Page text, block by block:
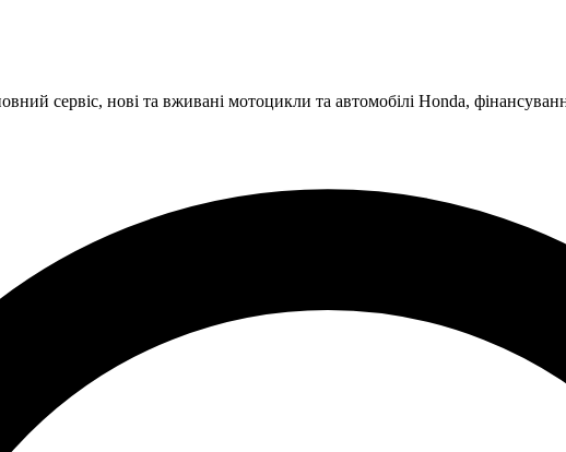
сервіс, нові та вживані мотоцикли та автомобілі Honda,